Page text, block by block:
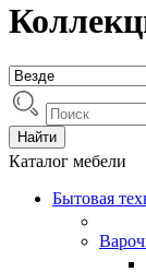
Найти
Каталог мебели
Бытовая